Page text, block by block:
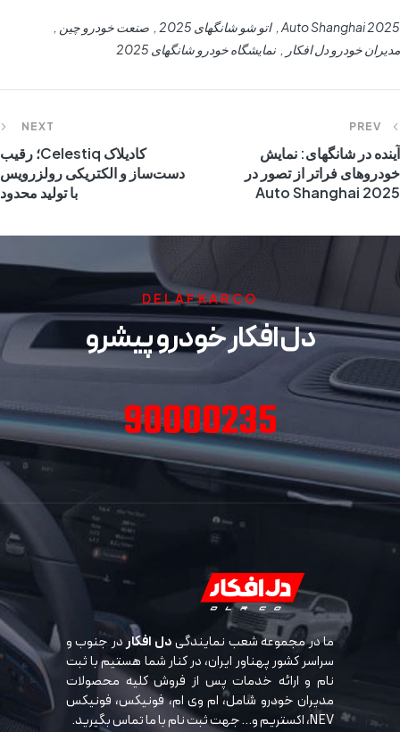
Auto Shanghai 2025 اتو شو شانگهای 2025
صنعت خودرو چین
مدیران خودرو دل افکار
نمایشگاه خودرو شانگهای 2025
PREV
آینده در شانگهای: نمایش
خودروهای فراتر از تصور در
Auto Shanghai 2025
NEXT
کادیلاک Celestiq؛ رقیب
دست‌ساز و الکتریکی رولزرویس
با تولید محدود
DELAFKARCO
دل افکار خودرو پیشرو
90000235
ما در مجموعه شعب نمایندگیدل افکاردر جنوب و
سراسر کشور پهناور ایران، در کنار شما هستیم با ثبت
نام و ارائه خدمات پس از فروش کلیه محصولات
مدیران خودرو شامل، ام وی ام، فونیکس، فونیکس
NEV، اکستریم و… جهت ثبت نام با ما تماس بگیرید.